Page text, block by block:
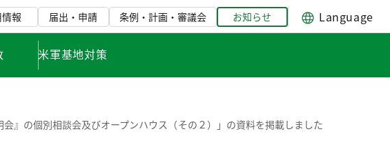
報 届出・申請 条例・計画・審議会 お知らせ Language
米軍基地対策
』の個別相談会及びオープンハウス（その２）」の資料を掲載しました